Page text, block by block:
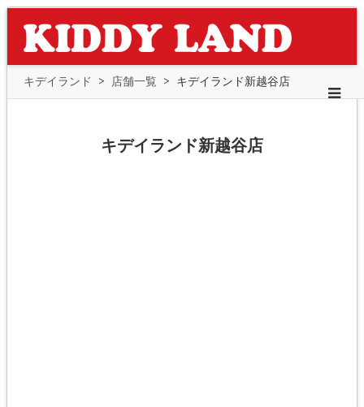
キデイランド > 店舗一覧 > キデイランド新越谷店
キデイランド新越谷店